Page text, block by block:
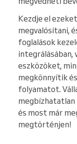
Kezdje el
megvalósítani,
foglalások
integrálásában,
eszközöket,
megkönnyítik
folyamatot.
megbízhatatlan
és most már
megtörténjen!